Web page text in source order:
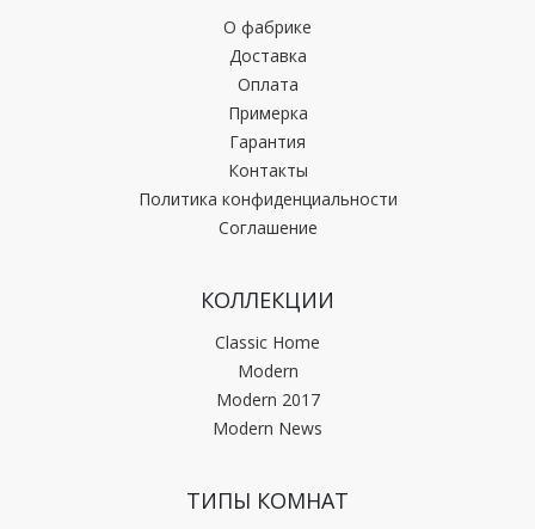
О фабрике
Доставка
Оплата
Примерка
Гарантия
Контакты
Политика конфиденциальности
Соглашение
КОЛЛЕКЦИИ
Classic Home
Modern
Modern 2017
Modern News
ТИПЫ КОМНАТ